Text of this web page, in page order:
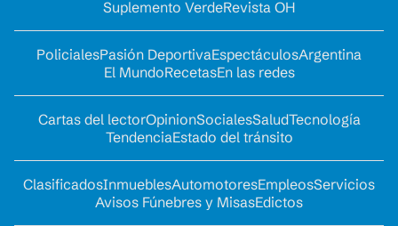
Suplemento VerdeRevista OH
PolicialesPasión DeportivaEspectáculosArgentina
El MundoRecetasEn las redes
Cartas del lectorOpinionSocialesSaludTecnología
TendenciaEstado del tránsito
ClasificadosInmueblesAutomotoresEmpleosServicios
Avisos Fúnebres y MisasEdictos